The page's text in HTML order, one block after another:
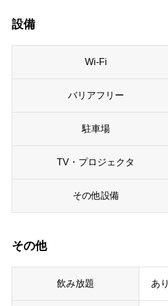
設備
Wi-Fi
バリアフリー
駐車場
TV・プロジェクタ
その他設備
その他
飲み放題 あり